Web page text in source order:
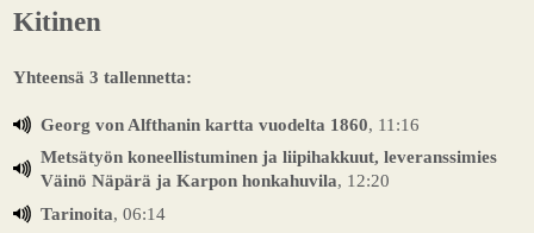
Kitinen
Yhteensä 3 tallennetta:
Georg von Alfthanin kartta vuodelta 1860, 11:16
Metsätyön koneellistuminen ja liipihakkuut, leveranssimies
Väinö Näpärä ja Karpon honkahuvila, 12:20
Tarinoita, 06:14